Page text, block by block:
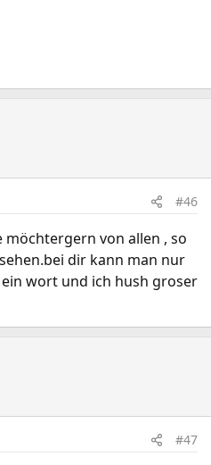
#46
von allen , so
dir kann man nur
wort und ich hush groser
#47